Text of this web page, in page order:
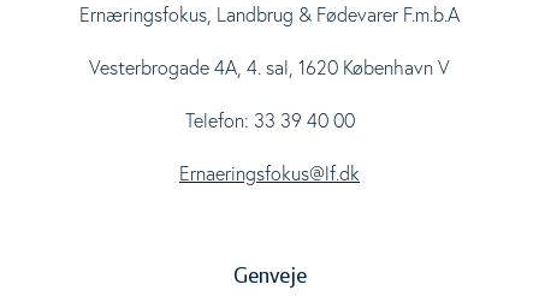
Ernæringsfokus, Landbrug & Fødevarer F.m.b.A
Vesterbrogade 4A, 4. sal, 1620 København V
Telefon: 33 39 40 00
Ernaeringsfokus@lf.dk
Genveje